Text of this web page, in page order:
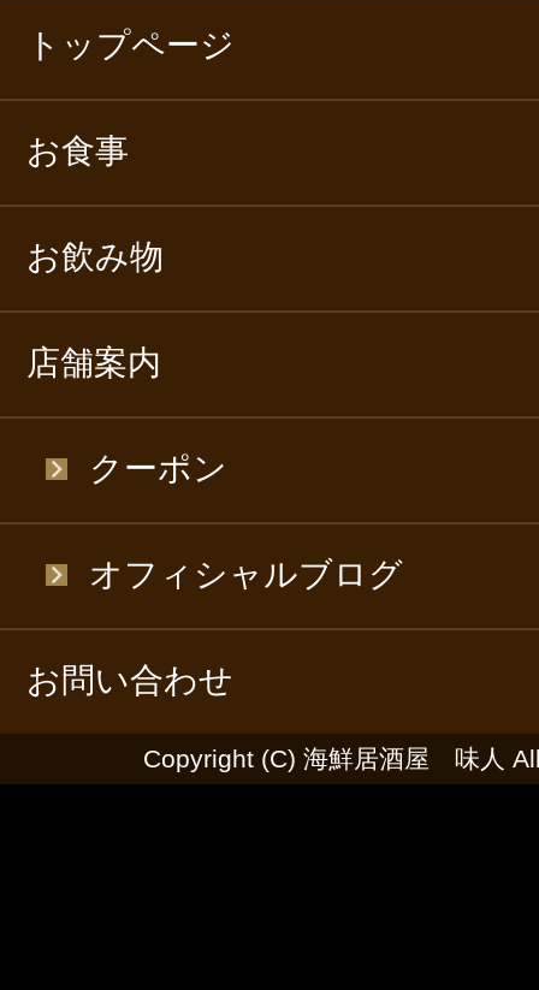
トップページ
お食事
お飲み物
店舗案内
クーポン
オフィシャルブログ
お問い合わせ
Copyright (C) 海鮮居酒屋 味人